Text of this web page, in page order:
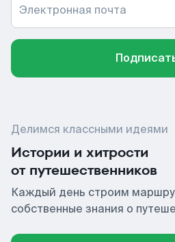
Электронная почта
Делимся классными идеями
Истории и хитрости
от путешественников
Каждый день строим
собственные знания о